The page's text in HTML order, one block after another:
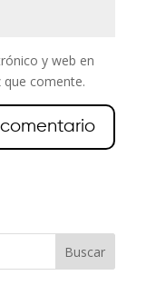
y web en
comente.
Buscar